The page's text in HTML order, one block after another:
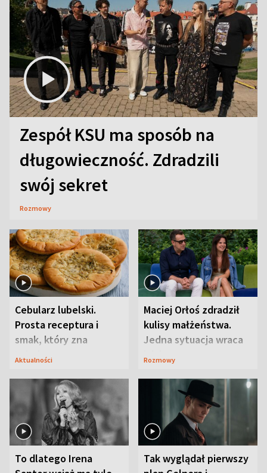
Zespół KSU ma sposób na
długowieczność. Zdradzili
swój sekret
Rozmowy
Cebularz lubelski.
Prosta receptura i
smak, który zna
Lubelszczyzna
Aktualności
Maciej Orłoś zdradził
kulisy małżeństwa.
Jedna sytuacja wraca
jak bumerang
Rozmowy
To dlatego Irena
Tak wyglądał pierwszy